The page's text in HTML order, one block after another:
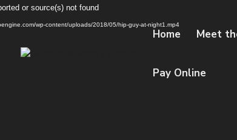
Home Meet
Pay Online
Video
Player
or source(s) not found
wp-content/uploads/2018/05/hip-guy-at-night1.mp4